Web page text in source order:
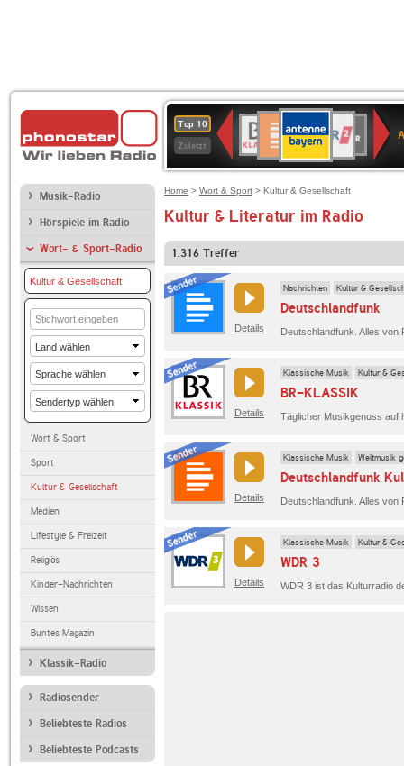
Top 10
Zuletzt
Deutschlandfunk
80er
90er
OLDIE
ANTENNE
SWR3
WDR
4
BR-
KLASSIK
Deutschlandfunk
KulturBAYERN
2
SWR
Kultur
NDR
2
Musik-Radio
Hörspiele im Radio
Wort- & Sport-Radio
Kultur & Gesellschaft
Wort & Sport
Sport
Kultur & Gesellschaft
Medien
Lifestyle & Freizeit
Religiös
Kinder-Nachrichten
Wissen
Buntes Magazin
Klassik-Radio
Radiosender
Beliebteste Radios
Beliebteste Podcasts
Home > Wort & Sport > Kultur & Gesellschaft
Kultur & Literatur im Radio
1.316 Treffer
Details
Nachrichten Kultur &
Deutschlandfunk
Details
Klassische Musik Kultur &
BR-KLASSIK
Details
Klassische Musik Weltmusik
Deutschlandfunk
Details
Klassische Musik Kultur &
WDR 3